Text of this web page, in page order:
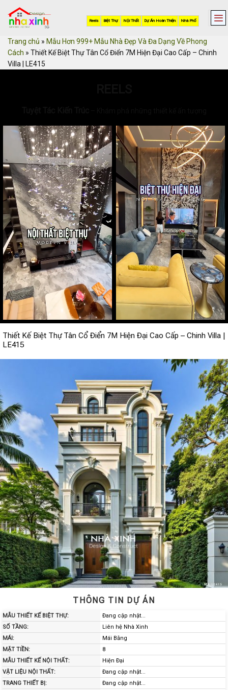
content
Trang chủ » Mẫu Hơn 999+ Mẫu Nhà Đẹp Và Đa Dạng Về Phong
Cách » Thiết Kế Biệt Thự Tân Cổ Điển 7M Hiện Đại Cao Cấp – Chinh
Villa | LE415
Thiết Kế Biệt Thự Tân Cổ Điển 7M Hiện Đại Cao Cấp – Chinh Villa |
LE415
THÔNG TIN DỰ ÁN
MẪU THIẾT KẾ BIỆT THỰ:
Đang cập nhật...
SỐ TẦNG:
Liên hệ Nhà Xinh
MÁI:
Mái Bằng
MẶT TIỀN:
8
MẪU THIẾT KẾ NỘI THẤT:
Hiện Đại
VẬT LIỆU NỘI THẤT:
Đang cập nhật...
TRANG THIẾT BỊ:
Đang cập nhật...
Nhà Phố
Dự Án Hoàn Thiện
Nội Thất
Biệt Thự
Reels